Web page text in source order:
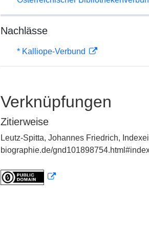
Nachlässe
* Kalliope-Verbund
Verknüpfungen
Zitierweise
Leutz-Spitta, Johannes Friedrich,
biographie.de/